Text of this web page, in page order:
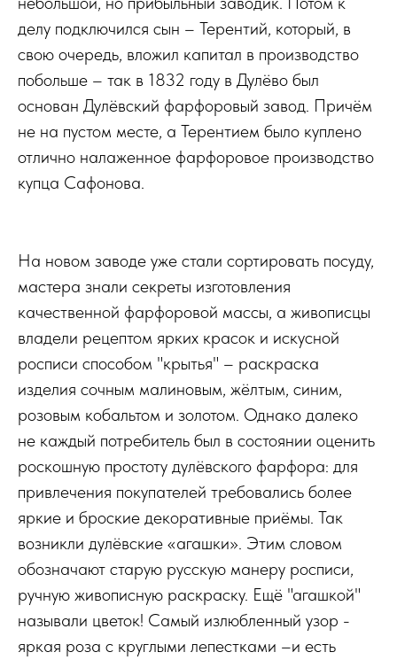
делу подключился сын – Терентий, который, в
свою очередь, вложил капитал в производство
побольше – так в 1832 году в Дулёво был
основан Дулёвский фарфоровый завод. Причём
не на пустом месте, а Терентием было куплено
отлично налаженное фарфоровое производство
купца Сафонова.
На новом заводе уже стали сортировать посуду,
мастера знали секреты изготовления
качественной фарфоровой массы, а живописцы
владели рецептом ярких красок и искусной
росписи способом "крытья" – раскраска
изделия сочным малиновым, жёлтым, синим,
розовым кобальтом и золотом. Однако далеко
не каждый потребитель был в состоянии оценить
роскошную простоту дулёвского фарфора: для
привлечения покупателей требовались более
яркие и броские декоративные приёмы. Так
возникли дулёвские «агашки». Этим словом
обозначают старую русскую манеру росписи,
ручную живописную раскраску. Ещё "агашкой"
называли цветок! Самый излюбленный узор -
яркая роза с круглыми лепестками –и есть